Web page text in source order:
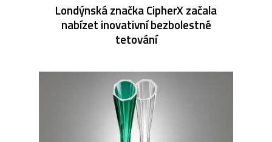
Londýnská značka CipherX začala
nabízet inovativní bezbolestné
tetování